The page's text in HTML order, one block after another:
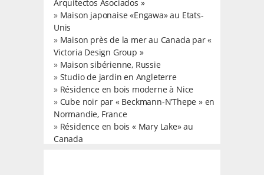
Arquitectos Asociados »
» Maison japonaise «Engawa» au Etats-
Unis
» Maison près de la mer au Canada par «
Victoria Design Group »
» Maison sibérienne, Russie
» Studio de jardin en Angleterre
» Résidence en bois moderne à Nice
» Cube noir par « Beckmann-N’Thepe » en
Normandie, France
» Résidence en bois « Mary Lake» au
Canada